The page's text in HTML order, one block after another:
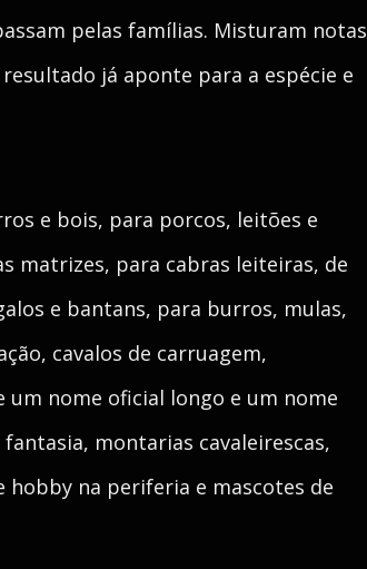
pelas famílias. Misturam notas
já aponte para a espécie e
e bois, para porcos, leitões e
matrizes, para cabras leiteiras, de
e bantans, para burros, mulas,
cavalos de carruagem,
um nome oficial longo e um nome
montarias cavaleirescas,
na periferia e mascotes de